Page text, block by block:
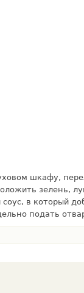
шкафу,
зелень,
в который
подать